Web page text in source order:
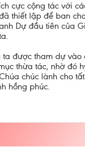
cực cộng tác với
thiết lập để ban
Dự đầu tiên của
được tham dự vào
thừa tác, nhờ đó
chúc lành cho
hồng phúc.